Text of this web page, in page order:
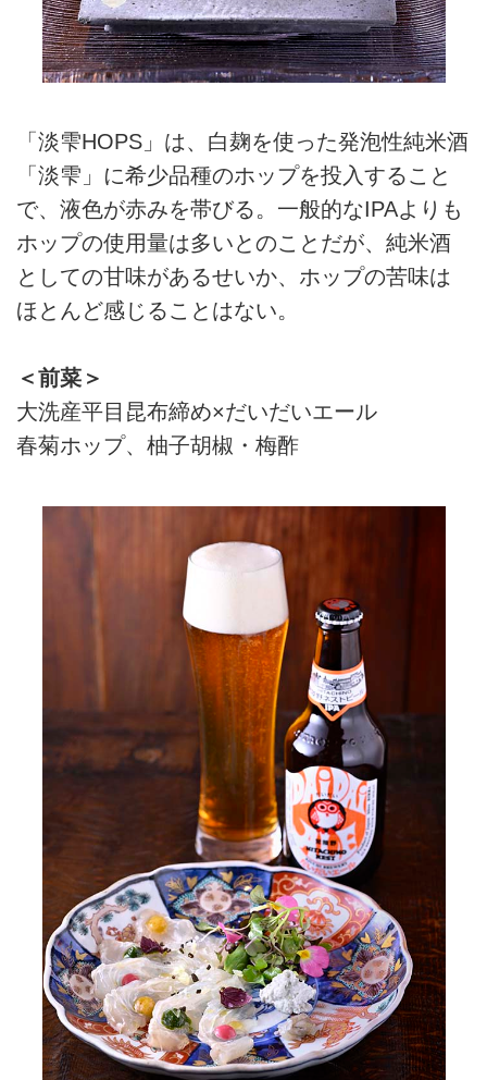
「淡雫HOPS」は、白麹を使った発泡性純米酒
「淡雫」に希少品種のホップを投入すること
で、液色が赤みを帯びる。一般的なIPAよりも
ホップの使用量は多いとのことだが、純米酒
としての甘味があるせいか、ホップの苦味は
ほとんど感じることはない。
＜前菜＞
大洗産平目昆布締め×だいだいエール
春菊ホップ、柚子胡椒・梅酢